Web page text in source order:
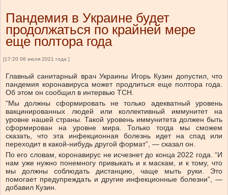
Пандемия в Украине будет
продолжаться по крайней мере
еще полтора года
[17:20 06 июля 2021 года ]
Главный санитарный врач Украины Игорь Кузин допустил, что
пандемия коронавируса может продлиться еще полтора года.
Об этом он сообщил в интервью ТСН.
“Мы должны сформировать не только адекватный уровень
вакцинированных людей или коллективный иммунитет на
уровне нашей страны. Такой уровень иммунитета должен быть
сформирован на уровне мира. Только тогда мы сможем
сказать, что эта инфекционная болезнь идет на спад или
переходит в какой-нибудь другой формат”, — сказал он.
По его словам, коронавирус не исчезнет до конца 2022 года. “И
нам уже нужно понемногу привыкать и к маскам, и к тому, что
мы должны соблюдать дистанцию, чаще мыть руки. Это
помогает предупреждать и другие инфекционные болезни”, —
добавил Кузин.